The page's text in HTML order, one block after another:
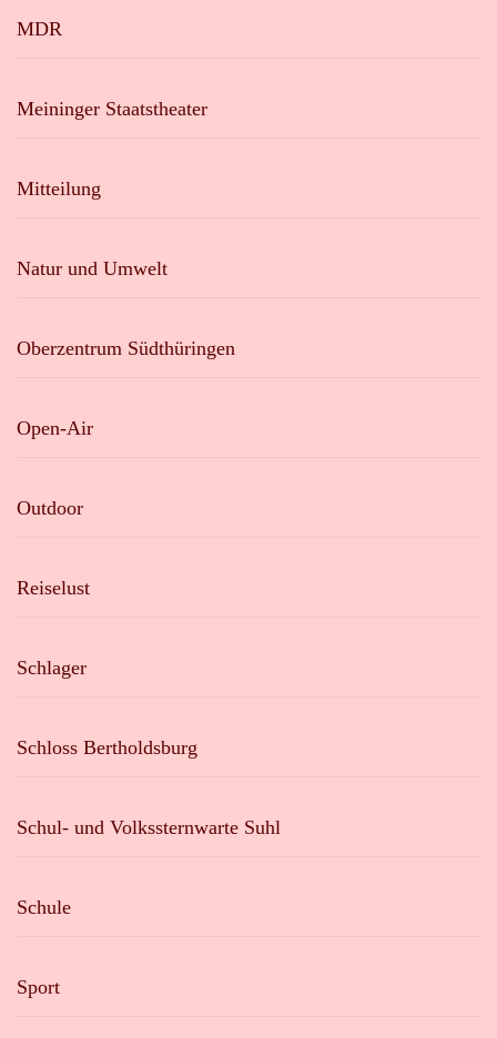
MDR
Meininger Staatstheater
Mitteilung
Natur und Umwelt
Oberzentrum Südthüringen
Open-Air
Outdoor
Reiselust
Schlager
Schloss Bertholdsburg
Schul- und Volkssternwarte Suhl
Schule
Sport